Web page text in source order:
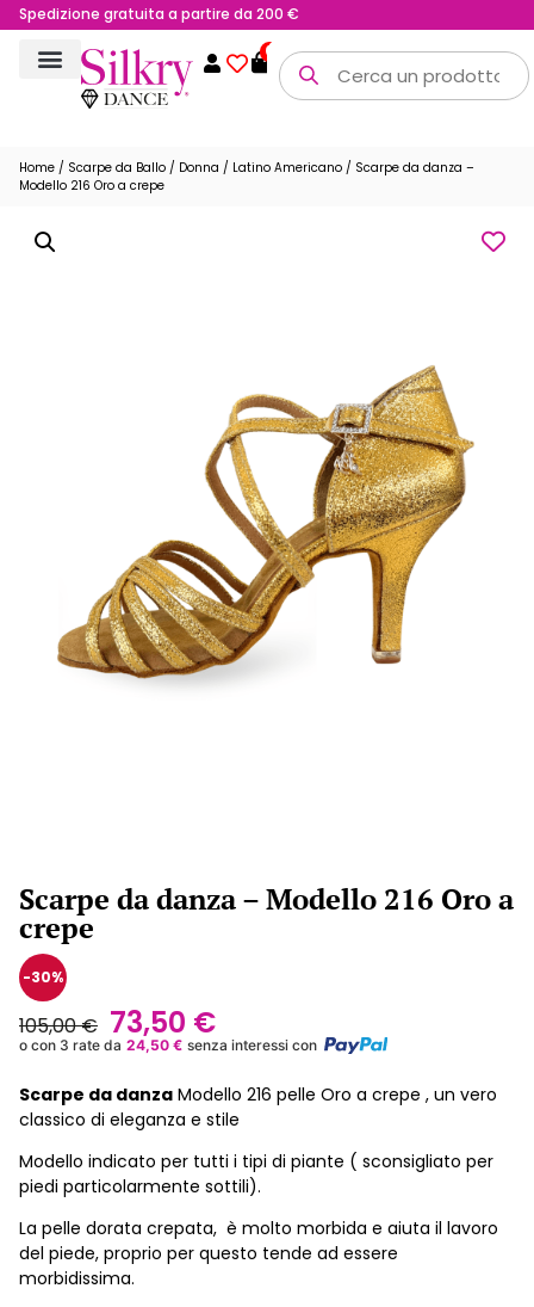
Spedizione gratuita a partire da 200 €
0
Home / Scarpe da Ballo / Donna / Latino Americano / Scarpe da danza –
Modello 216 Oro a crepe
Scarpe da danza – Modello 216 Oro a
crepe
-30%
105,00€ 73,50 €
o con 3 rate da 24,50 € senza interessi con
Scarpe da danza Modello 216 pelle Oro a crepe , un vero
classico di eleganza e stile
Modello indicato per tutti i tipi di piante ( sconsigliato per
piedi particolarmente sottili).
La pelle dorata crepata, è molto morbida e aiuta il lavoro
del piede, proprio per questo tende ad essere
morbidissima.